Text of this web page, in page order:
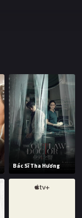
Bác Sĩ Tha Hương